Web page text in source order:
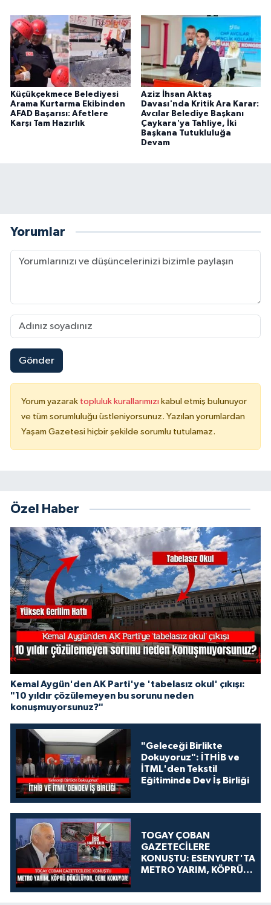
Küçükçekmece Belediyesi
Arama Kurtarma Ekibinden
AFAD Başarısı: Afetlere
Karşı Tam Hazırlık
Aziz İhsan Aktaş
Davası'nda Kritik Ara Karar:
Avcılar Belediye Başkanı
Çaykara'ya Tahliye, İki
Başkana Tutukluluğa
Devam
Yorumlar
Gönder
Yorum yazarak topluluk kurallarımızı kabul etmiş bulunuyor
ve tüm sorumluluğu üstleniyorsunuz. Yazılan yorumlardan
Yaşam Gazetesi hiçbir şekilde sorumlu tutulamaz.
Özel Haber
Kemal Aygün'den AK Parti'ye 'tabelasız okul' çıkışı:
"10 yıldır çözülemeyen bu sorunu neden
konuşmuyorsunuz?"
"Geleceği Birlikte
Dokuyoruz": İTHİB ve
İTML'den Tekstil
Eğitiminde Dev İş Birliği
TOGAY ÇOBAN
GAZETECİLERE
KONUŞTU: ESENYURT'TA
METRO YARIM, KÖPRÜ
KOKUYOR!